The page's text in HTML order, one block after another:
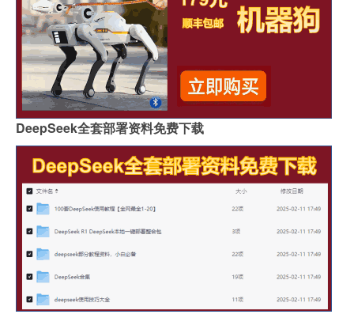
DeepSeek全套部署资料免费下载